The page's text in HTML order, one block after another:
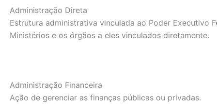
Administração Direta
Estrutura administrativa vinculada ao Poder Executivo
Ministérios e os órgãos a eles vinculados diretamente.
Administração Financeira
Ação de gerenciar as finanças públicas ou privadas.